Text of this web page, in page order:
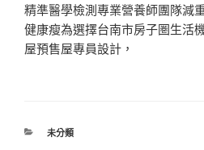
精準醫學檢測專業營養師團隊減
健康瘦為選擇台南市房子圏生活
屋預售屋專員設計，
分
未分類